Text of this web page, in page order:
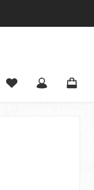
Du hast 0